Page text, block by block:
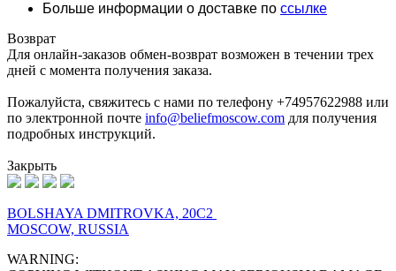
Больше информации о доставке по ссылке
Возврат
Для онлайн-заказов обмен-возврат возможен в течении трех
дней с момента получения заказа.
Пожалуйста, свяжитесь с нами по телефону +74957622988 или
по электронной почте info@beliefmoscow.com для получения
подробных инструкций.
Закрыть
BOLSHAYA DMITROVKA, 20C2
MOSCOW, RUSSIA
WARNING: